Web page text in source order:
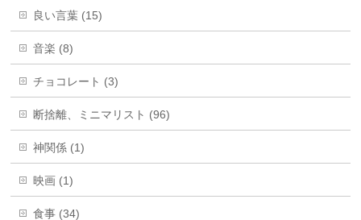
良い言葉 (15)
音楽 (8)
チョコレート (3)
断捨離、ミニマリスト (96)
神関係 (1)
映画 (1)
食事 (34)